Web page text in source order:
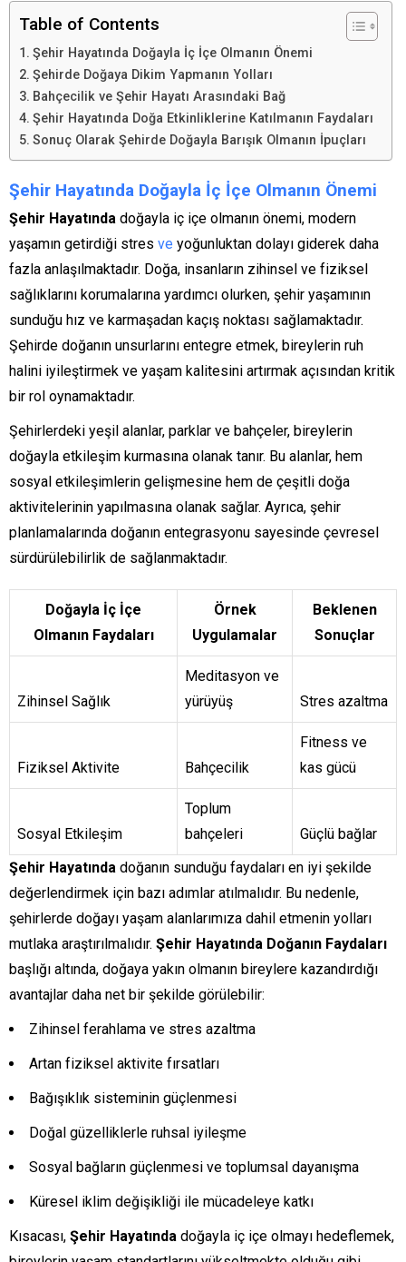
Table of Contents
Şehir Hayatında Doğayla İç İçe Olmanın Önemi
Şehirde Doğaya Dikim Yapmanın Yolları
Bahçecilik ve Şehir Hayatı Arasındaki Bağ
Şehir Hayatında Doğa Etkinliklerine Katılmanın Faydaları
Sonuç Olarak Şehirde Doğayla Barışık Olmanın İpuçları
Şehir Hayatında Doğayla İç İçe Olmanın Önemi
Şehir Hayatında doğayla iç içe olmanın önemi, modern
yaşamın getirdiği stres ve yoğunluktan dolayı giderek daha
fazla anlaşılmaktadır. Doğa, insanların zihinsel ve fiziksel
sağlıklarını korumalarına yardımcı olurken, şehir yaşamının
sunduğu hız ve karmaşadan kaçış noktası sağlamaktadır.
Şehirde doğanın unsurlarını entegre etmek, bireylerin ruh
halini iyileştirmek ve yaşam kalitesini artırmak açısından kritik
bir rol oynamaktadır.
Şehirlerdeki yeşil alanlar, parklar ve bahçeler, bireylerin
doğayla etkileşim kurmasına olanak tanır. Bu alanlar, hem
sosyal etkileşimlerin gelişmesine hem de çeşitli doğa
aktivitelerinin yapılmasına olanak sağlar. Ayrıca, şehir
planlamalarında doğanın entegrasyonu sayesinde çevresel
sürdürülebilirlik de sağlanmaktadır.
Doğayla İç İçe
Olmanın Faydaları
Örnek
Uygulamalar
Beklenen
Sonuçlar
Zihinsel Sağlık
Meditasyon ve
yürüyüş
Stres azaltma
Fiziksel Aktivite Bahçecilik
Fitness ve
kas gücü
Sosyal Etkileşim
Toplum
bahçeleri
Güçlü bağlar
Şehir Hayatında doğanın sunduğu faydaları en iyi şekilde
değerlendirmek için bazı adımlar atılmalıdır. Bu nedenle,
şehirlerde doğayı yaşam alanlarımıza dahil etmenin yolları
mutlaka araştırılmalıdır. Şehir Hayatında Doğanın Faydaları
başlığı altında, doğaya yakın olmanın bireylere kazandırdığı
avantajlar daha net bir şekilde görülebilir:
Zihinsel ferahlama ve stres azaltma
Artan fiziksel aktivite fırsatları
Bağışıklık sisteminin güçlenmesi
Doğal güzelliklerle ruhsal iyileşme
Sosyal bağların güçlenmesi ve toplumsal dayanışma
Küresel iklim değişikliği ile mücadeleye katkı
Kısacası, Şehir Hayatında doğayla iç içe olmayı hedeflemek,